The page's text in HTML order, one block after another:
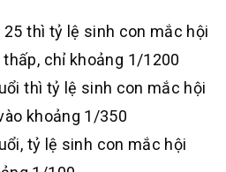
25 thì tỷ lệ sinh con mắc hội
chỉ khoảng 1/1200
thì tỷ lệ sinh con mắc hội
khoảng 1/350
tỷ lệ sinh con mắc hội